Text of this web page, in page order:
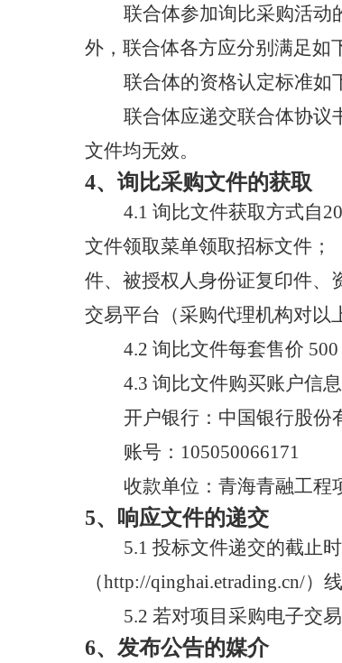
联合体参加询比采购活动
外，联合体各方应分别满足如
联合体的资格认定标准如
联合体应递交联合体协议
文件均无效。
4、 询比采购文件的获取
4.1 询比文件获取方式自
文件领取菜单领取招标文件；
件、被授权人身份证复印件、
交易平台（采购代理机构对以
4.2 询比文件每套售价
4.3 询比文件购买账户信息
开户银行： 中国银行股份
账号： 105050066171
收款单位： 青海青融工程
5、响应文件的递交
5.1 投标文件递交的截止
（http://qinghai.etrading.cn/）
5.2 若对项目采购电子交
6、 发布公告的媒介